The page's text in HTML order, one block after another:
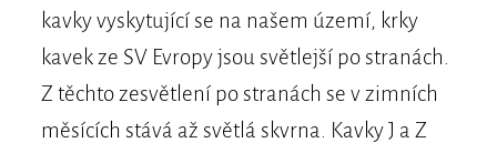
kavky vyskytující se na našem území, krky
kavek ze SV Evropy jsou světlejší po stranách.
Z těchto zesvětlení po stranách se v zimních
měsících stává až světlá skvrna. Kavky J a Z